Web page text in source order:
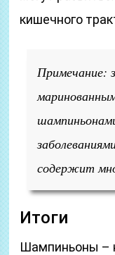
кишечного
Примечание:
содержит
Итоги
Шампиньоны –